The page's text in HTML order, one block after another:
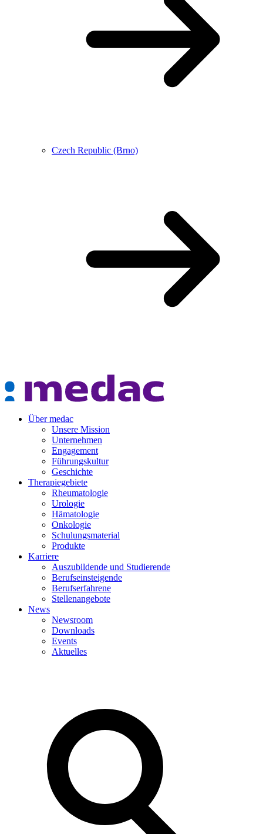
Czech Republic (Brno)
Über medac
Unsere Mission
Unternehmen
Engagement
Führungskultur
Geschichte
Therapiegebiete
Rheumatologie
Urologie
Hämatologie
Onkologie
Schulungsmaterial
Produkte
Karriere
Auszubildende und Studierende
Berufseinsteigende
Berufserfahrene
Stellenangebote
News
Newsroom
Downloads
Events
Aktuelles